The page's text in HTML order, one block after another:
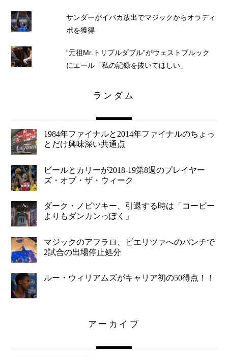
サンダーがイバカ放出でマジックからオラディ
ポを獲得
“元祖Mr.トリプルダブル”がウェストブルック
にエール「私の記録を抜いてほしい」
ランダム
1984年ファイナルと2014年ファイナルのちょっ
とだけ興味深い共通点
ビールとカリーが2018-19第8週のプレイヤー
ズ・オブ・ザ・ウィーク
ダーク・ノビツキー、引退する時は「コービー
よりもダンカンっぽく」
マジックのアフラロ、ビエリツァへのパンチで
2試合の出場停止処分
ルー・ウィリアムズがキャリア初の50得点！！
アーカイブ